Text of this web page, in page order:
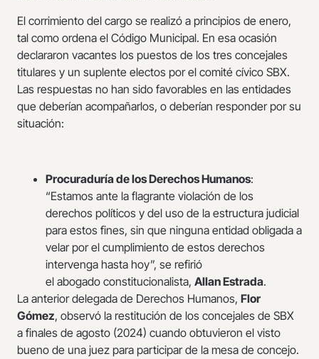
El corrimiento del cargo se realizó a principios de enero,
tal como ordena el Código Municipal. En esa ocasión
declararon vacantes los puestos de los tres concejales
titulares y un suplente electos por el comité cívico SBX.
Las respuestas no han sido favorables en las entidades
que deberían acompañarlos, o deberían responder por su
situación:
Procuraduría de los Derechos Humanos:
“Estamos ante la flagrante violación de los
derechos políticos y del uso de la estructura judicial
para estos fines, sin que ninguna entidad obligada a
velar por el cumplimiento de estos derechos
intervenga hasta hoy”, se refirió
el abogado constitucionalista, Allan Estrada.
La anterior delegada de Derechos Humanos, Flor
Gómez, observó la restitución de los concejales de SBX
a finales de agosto (2024) cuando obtuvieron el visto
bueno de una juez para participar de la mesa de concejo.